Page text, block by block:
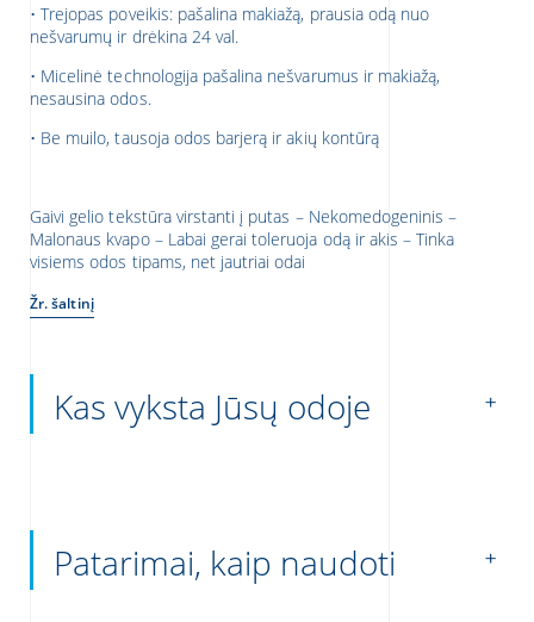
• Trejopas poveikis: pašalina makiažą, prausia odą nuo
nešvarumų ir drėkina 24 val.
• Micelinė technologija pašalina nešvarumus ir makiažą,
nesausina odos.
• Be muilo, tausoja odos barjerą ir akių kontūrą
Gaivi gelio tekstūra virstanti į putas – Nekomedogeninis –
Malonaus kvapo – Labai gerai toleruoja odą ir akis – Tinka
visiems odos tipams, net jautriai odai
Žr. šaltinį
Kas vyksta Jūsų odoje
Patarimai, kaip naudoti